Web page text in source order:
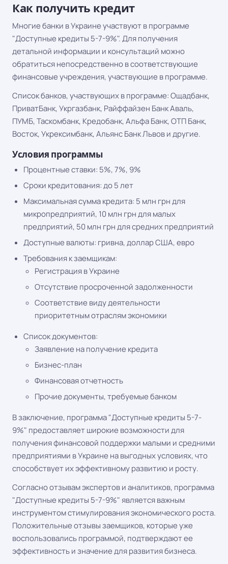
Как получить кредит
Многие банки в Украине участвуют в программе
"Доступные кредиты 5-7-9%". Для получения
детальной информации и консультаций можно
обратиться непосредственно в соответствующие
финансовые учреждения, участвующие в программе.
Список банков, участвующих в программе: Ощадбанк,
ПриватБанк, Укргазбанк, Райффайзен Банк Аваль,
ПУМБ, Таскомбанк, Кредобанк, Альфа Банк, ОТП Банк,
Восток, Укрексимбанк, Альянс Банк Львов и другие.
Условия программы
Процентные ставки: 5%, 7%, 9%
Сроки кредитования: до 5 лет
Максимальная сумма кредита: 5 млн грн для
микропредприятий, 10 млн грн для малых
предприятий, 50 млн грн для средних предприятий
Доступные валюты: гривна, доллар США, евро
Требования к заемщикам:
Регистрация в Украине
Отсутствие просроченной задолженности
Соответствие виду деятельности
приоритетным отраслям экономики
Список документов:
Заявление на получение кредита
Бизнес-план
Финансовая отчетность
Прочие документы, требуемые банком
В заключение, программа "Доступные кредиты 5-7-
9%" предоставляет широкие возможности для
получения финансовой поддержки малыми и средними
предприятиями в Украине на выгодных условиях, что
способствует их эффективному развитию и росту.
Согласно отзывам экспертов и аналитиков, программа
"Доступные кредиты 5-7-9%" является важным
инструментом стимулирования экономического роста.
Положительные отзывы заемщиков, которые уже
воспользовались программой, подтверждают ее
эффективность и значение для развития бизнеса.